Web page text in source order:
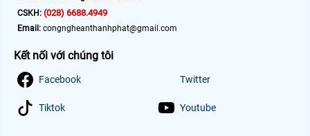
CSKH: (028) 6688.4949
Email: congngheanthanhphat@gmail.com
Kết nối với chúng tôi
Facebook Twitter
Tiktok Youtube